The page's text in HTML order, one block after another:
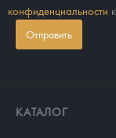
конфиденциальности
Отправить
КАТАЛОГ